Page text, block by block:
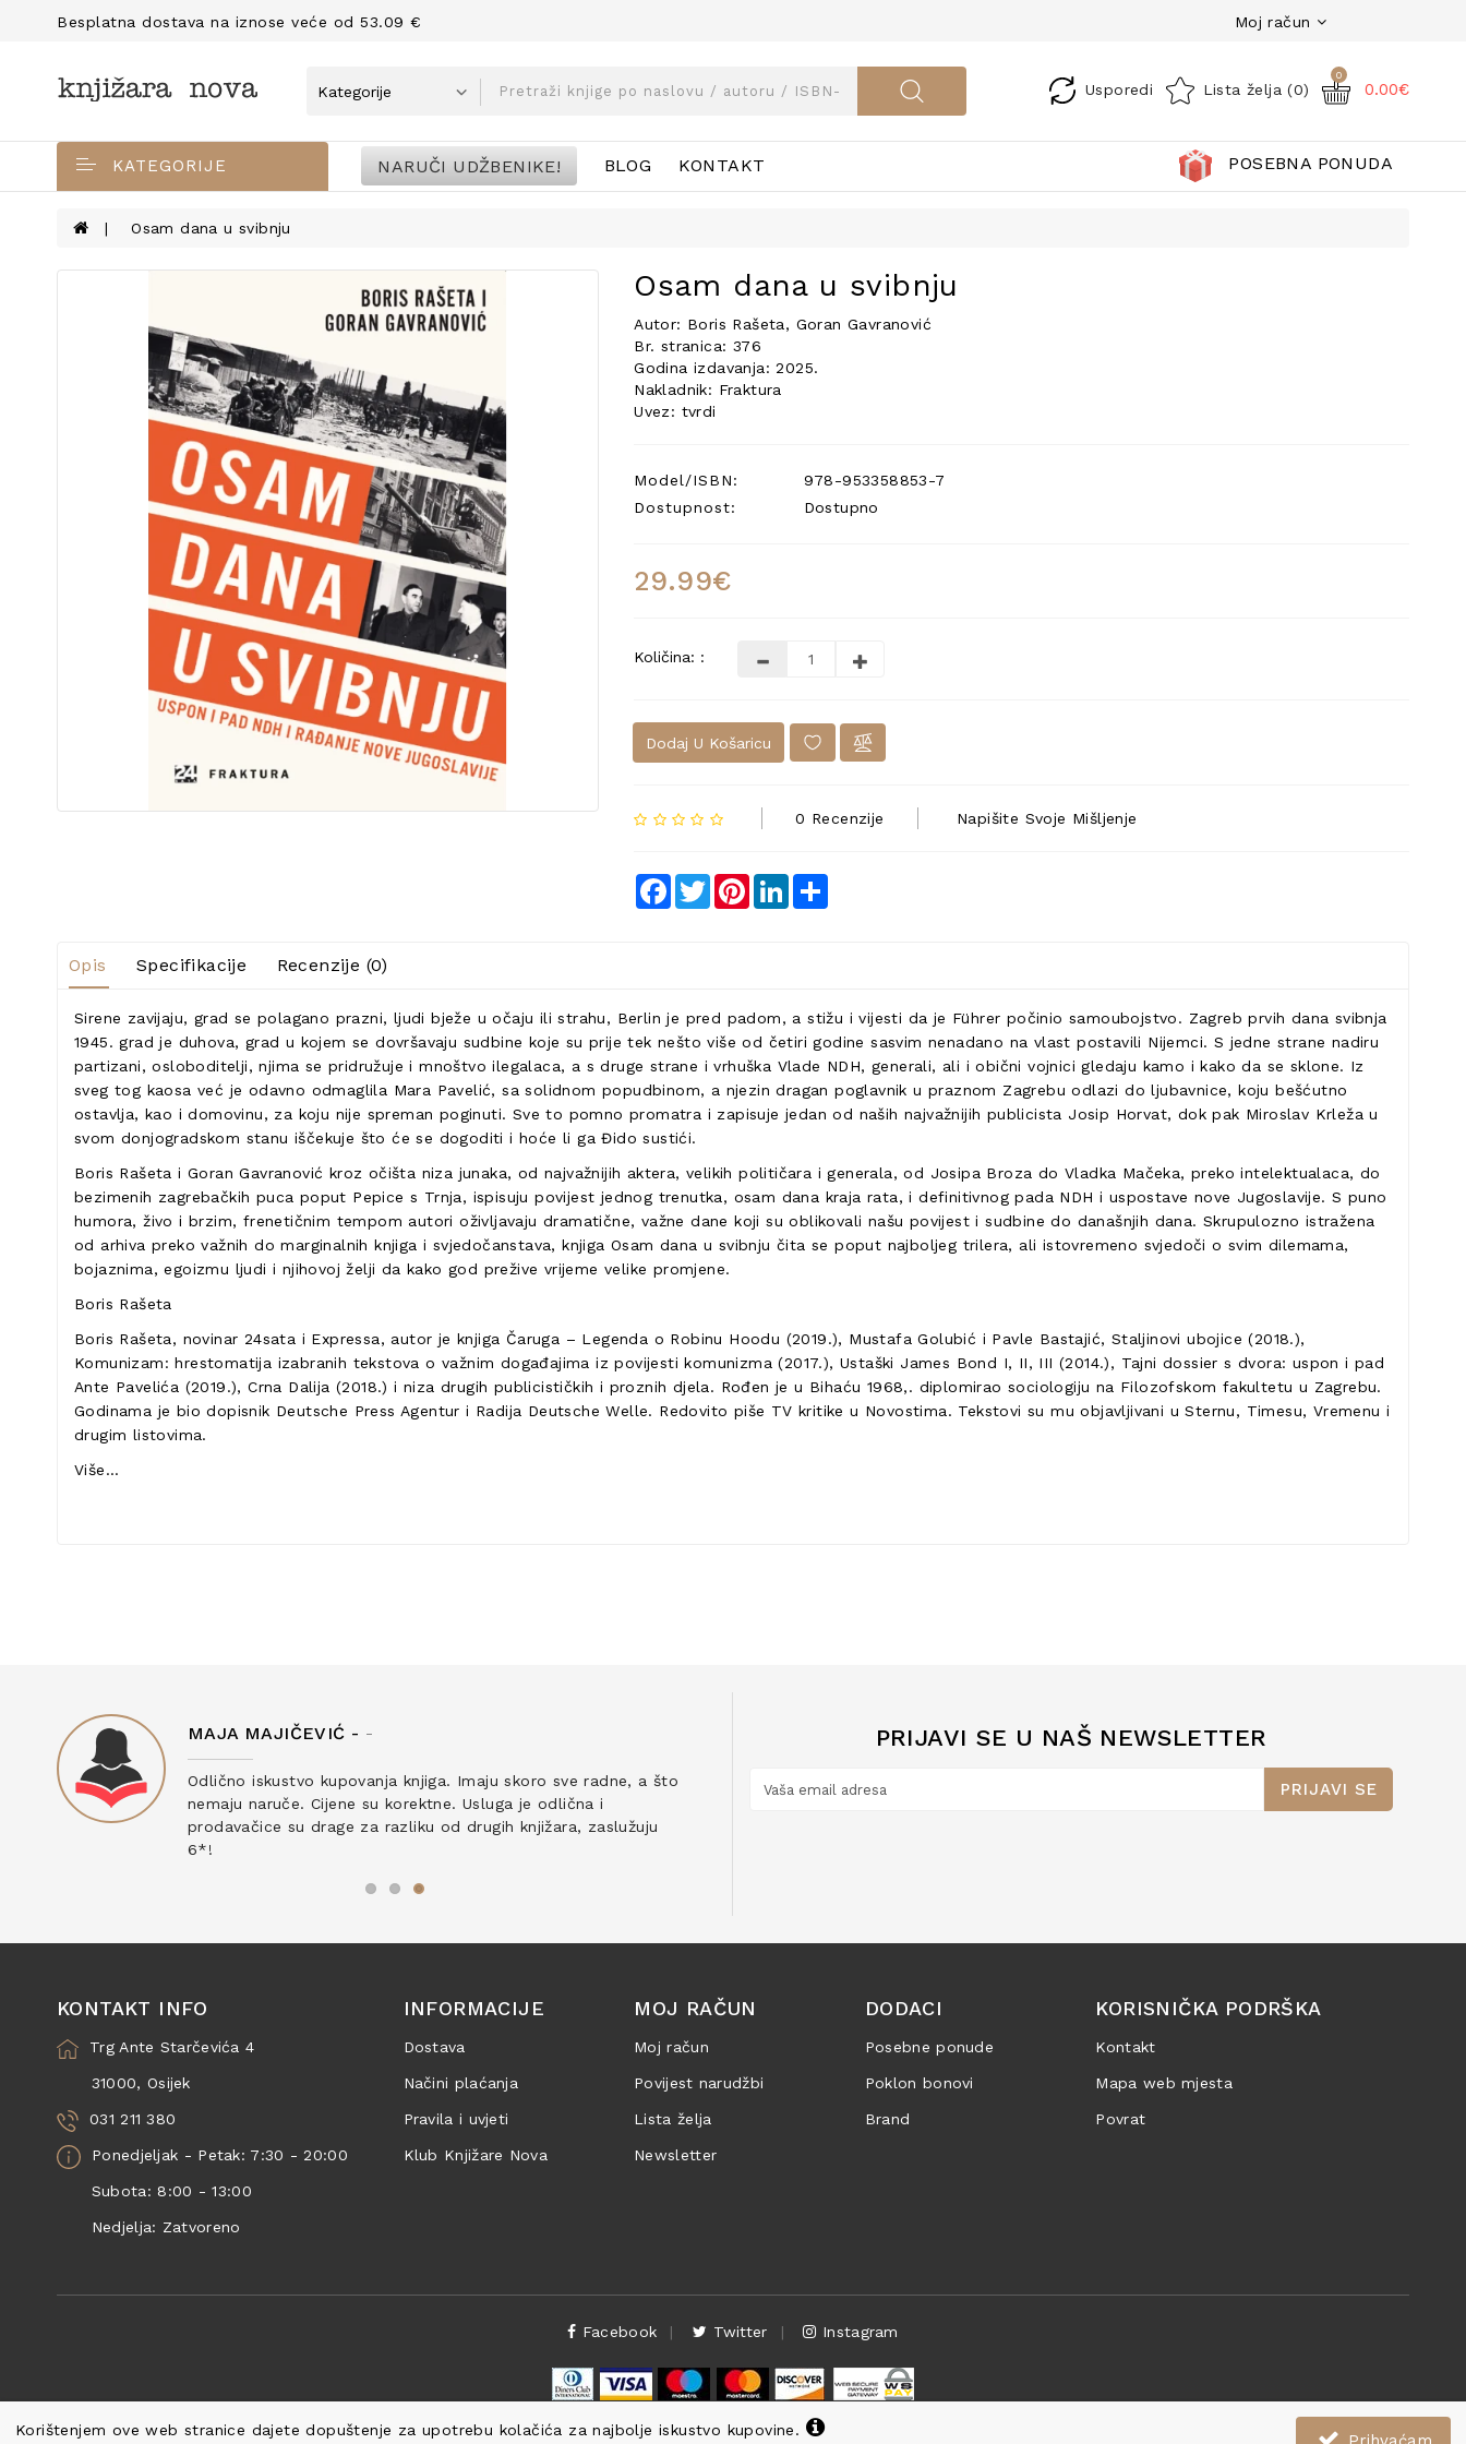
Besplatna dostava na iznose veće od 53.09 € Moj račun
Usporedi Lista želja (0)
0
0.00€
KATEGORIJE NARUČI UDŽBENIKE! BLOG KONTAKT POSEBNA PONUDA
Osam dana u svibnju
Osam dana u svibnju
Autor: Boris Rašeta, Goran Gavranović
Br. stranica: 376
Godina izdavanja: 2025.
Nakladnik: Fraktura
Uvez: tvrdi
Model/ISBN:
978-953358853-7
Dostupnost:
Dostupno
29.99€
Količina: :
Dodaj U Košaricu
0 Recenzije Napišite Svoje Mišljenje
Facebook
TwitterPinterestLinkedIn
Opis Specifikacije Recenzije (0)
Sirene zavijaju, grad se polagano prazni, ljudi bježe u očaju ili strahu, Berlin je pred padom, a stižu i vijesti da je Führer počinio samoubojstvo. Zagreb prvih dana svibnja
1945. grad je duhova, grad u kojem se dovršavaju sudbine koje su prije tek nešto više od četiri godine sasvim nenadano na vlast postavili Nijemci. S jedne strane nadiru
partizani, osloboditelji, njima se pridružuje i mnoštvo ilegalaca, a s druge strane i vrhuška Vlade NDH, generali, ali i obični vojnici gledaju kamo i kako da se sklone. Iz
sveg tog kaosa već je odavno odmaglila Mara Pavelić, sa solidnom popudbinom, a njezin dragan poglavnik u praznom Zagrebu odlazi do ljubavnice, koju bešćutno
ostavlja, kao i domovinu, za koju nije spreman poginuti. Sve to pomno promatra i zapisuje jedan od naših najvažnijih publicista Josip Horvat, dok pak Miroslav Krleža u
svom donjogradskom stanu iščekuje što će se dogoditi i hoće li ga Đido sustići.
Boris Rašeta i Goran Gavranović kroz očišta niza junaka, od najvažnijih aktera, velikih političara i generala, od Josipa Broza do Vladka Mačeka, preko intelektualaca, do
bezimenih zagrebačkih puca poput Pepice s Trnja, ispisuju povijest jednog trenutka, osam dana kraja rata, i definitivnog pada NDH i uspostave nove Jugoslavije. S puno
humora, živo i brzim, frenetičnim tempom autori oživljavaju dramatične, važne dane koji su oblikovali našu povijest i sudbine do današnjih dana. Skrupulozno istražena
od arhiva preko važnih do marginalnih knjiga i svjedočanstava, knjiga Osam dana u svibnju čita se poput najboljeg trilera, ali istovremeno svjedoči o svim dilemama,
bojaznima, egoizmu ljudi i njihovoj želji da kako god prežive vrijeme velike promjene.
Boris Rašeta
Boris Rašeta, novinar 24sata i Expressa, autor je knjiga Čaruga – Legenda o Robinu Hoodu (2019.), Mustafa Golubić i Pavle Bastajić, Staljinovi ubojice (2018.),
Komunizam: hrestomatija izabranih tekstova o važnim događajima iz povijesti komunizma (2017.), Ustaški James Bond I, II, III (2014.), Tajni dossier s dvora: uspon i pad
Ante Pavelića (2019.), Crna Dalija (2018.) i niza drugih publicističkih i proznih djela. Rođen je u Bihaću 1968,. diplomirao sociologiju na Filozofskom fakultetu u Zagrebu.
Godinama je bio dopisnik Deutsche Press Agentur i Radija Deutsche Welle. Redovito piše TV kritike u Novostima. Tekstovi su mu objavljivani u Sternu, Timesu, Vremenu i
drugim listovima.
Više...
Korištenjem ove web stranice dajete dopuštenje za upotrebu kolačića za najbolje iskustvo kupovine.
MAJA MAJIČEVIĆ - -
Odlično iskustvo kupovanja knjiga. Imaju skoro sve radne, a što
nemaju naruče. Cijene su korektne. Usluga je odlična i
prodavačice su drage za razliku od drugih knjižara, zaslužuju
6*!
PRIJAVI SE U NAŠ NEWSLETTER
PRIJAVI SE
KONTAKT INFO
Trg Ante Starčevića 4
31000, Osijek
031 211 380
Ponedjeljak - Petak: 7:30 - 20:00
Subota: 8:00 - 13:00
Nedjelja: Zatvoreno
INFORMACIJE
Dostava
Načini plaćanja
Pravila i uvjeti
Klub Knjižare Nova
MOJ RAČUN
Moj račun
Povijest narudžbi
Lista želja
Newsletter
DODACI
Posebne ponude
Poklon bonovi
Brand
KORISNIČKA PODRŠKA
Kontakt
Mapa web mjesta
Povrat
Facebook Twitter Instagram